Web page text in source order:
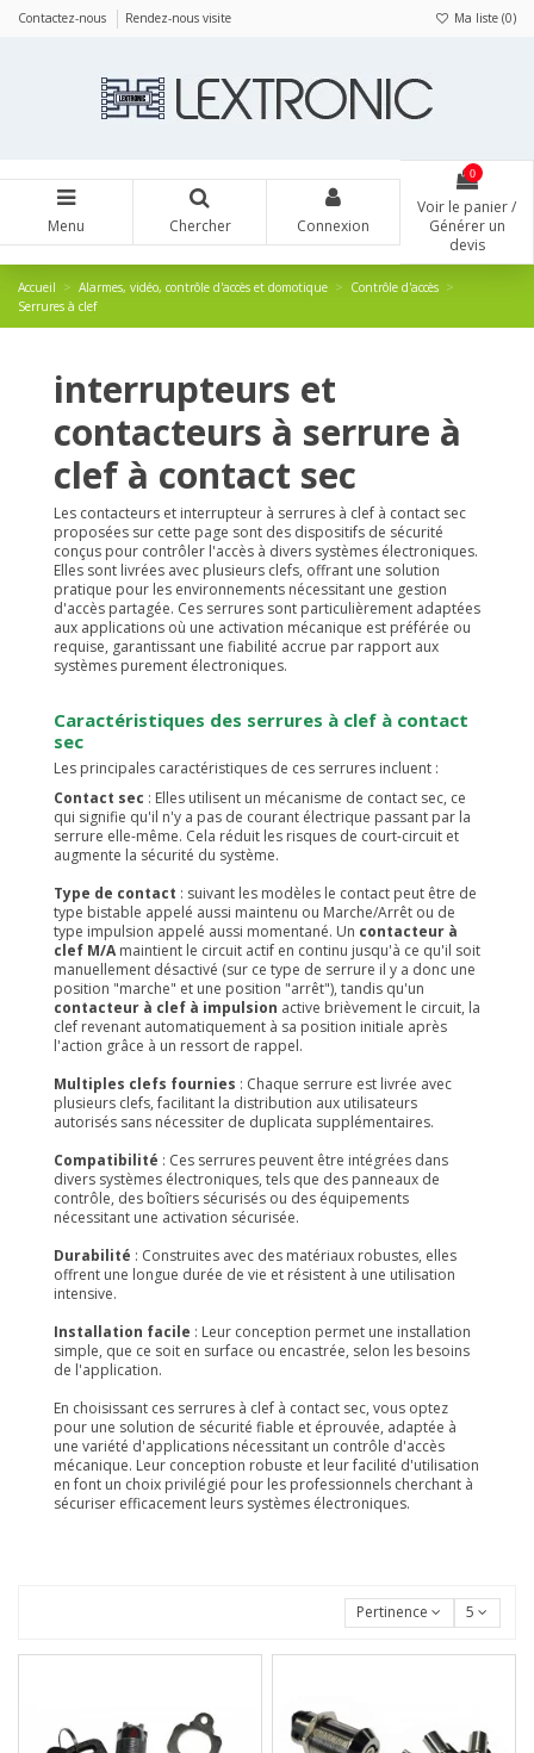
Contactez-nous Rendez-nous visite Ma liste (0)
Menu Chercher Connexion
0
Voir le panier /
Générer un
devis
Accueil Alarmes, vidéo, contrôle d'accès et domotique
Contrôle d'accès
Serrures à clef
interrupteurs et
contacteurs à serrure à
clef à contact sec
Les contacteurs et interrupteur à serrures à clef à contact sec
proposées sur cette page sont des dispositifs de sécurité
conçus pour contrôler l'accès à divers systèmes électroniques.
Elles sont livrées avec plusieurs clefs, offrant une solution
pratique pour les environnements nécessitant une gestion
d'accès partagée. Ces serrures sont particulièrement adaptées
aux applications où une activation mécanique est préférée ou
requise, garantissant une fiabilité accrue par rapport aux
systèmes purement électroniques.
Caractéristiques des serrures à clef à contact
sec
Les principales caractéristiques de ces serrures incluent :
Contact sec : Elles utilisent un mécanisme de contact sec, ce
qui signifie qu'il n'y a pas de courant électrique passant par la
serrure elle-même. Cela réduit les risques de court-circuit et
augmente la sécurité du système.
Type de contact : suivant les modèles le contact peut être de
type bistable appelé aussi maintenu ou Marche/Arrêt ou de
type impulsion appelé aussi momentané. Un contacteur à
clef M/A maintient le circuit actif en continu jusqu'à ce qu'il soit
manuellement désactivé (sur ce type de serrure il y a donc une
position "marche" et une position "arrêt"), tandis qu'un
contacteur à clef à impulsion active brièvement le circuit, la
clef revenant automatiquement à sa position initiale après
l'action grâce à un ressort de rappel.
Multiples clefs fournies : Chaque serrure est livrée avec
plusieurs clefs, facilitant la distribution aux utilisateurs
autorisés sans nécessiter de duplicata supplémentaires.
Compatibilité : Ces serrures peuvent être intégrées dans
divers systèmes électroniques, tels que des panneaux de
contrôle, des boîtiers sécurisés ou des équipements
nécessitant une activation sécurisée.
Durabilité : Construites avec des matériaux robustes, elles
offrent une longue durée de vie et résistent à une utilisation
intensive.
Installation facile : Leur conception permet une installation
simple, que ce soit en surface ou encastrée, selon les besoins
de l'application.
En choisissant ces serrures à clef à contact sec, vous optez
pour une solution de sécurité fiable et éprouvée, adaptée à
une variété d'applications nécessitant un contrôle d'accès
mécanique. Leur conception robuste et leur facilité d'utilisation
en font un choix privilégié pour les professionnels cherchant à
sécuriser efficacement leurs systèmes électroniques.
Pertinence 5
Panneau de gestion des cookies